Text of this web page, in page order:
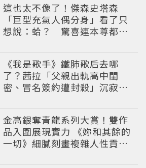
這也太不像了！傑森史塔森
「巨型充氣人偶分身」看了只
想說：蛤？ 驚喜連本尊都吐
《我是歌手》鐵肺歌后去哪
了？茜拉「父親出軌高中閨
密、冒名簽約遭封殺」沉寂12
金高銀奪青龍系列大賞！雙作
品入圍展現實力 《妳和其餘的
一切》細膩刻畫複雜人性貢獻